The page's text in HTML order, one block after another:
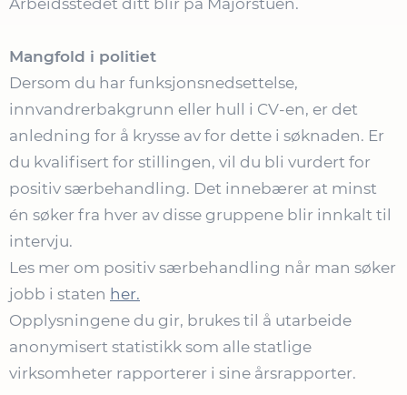
Mangfold i politiet
Dersom du har funksjonsnedsettelse,
innvandrerbakgrunn eller hull i CV-en, er det
anledning for å krysse av for dette i søknaden. Er
du kvalifisert for stillingen, vil du bli vurdert for
positiv særbehandling. Det innebærer at minst
én søker fra hver av disse gruppene blir innkalt til
intervju.
Les mer om positiv særbehandling når man søker
jobb i staten her.
Opplysningene du gir, brukes til å utarbeide
anonymisert statistikk som alle statlige
virksomheter rapporterer i sine årsrapporter.